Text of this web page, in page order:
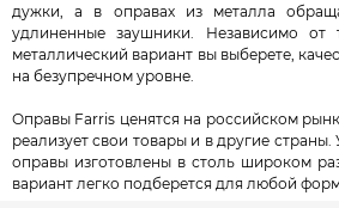
дужки, а в оправах из металла
удлиненные заушники. Независимо от
металлический вариант вы выберете,
на безупречном уровне.
Оправы Farris ценятся на российском
реализует свои товары и в другие
оправы изготовлены в столь широком
вариант легко подберется для любой